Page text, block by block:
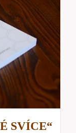
SVÍCE“